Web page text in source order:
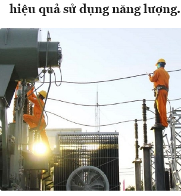
hiệu quả sử dụng năng